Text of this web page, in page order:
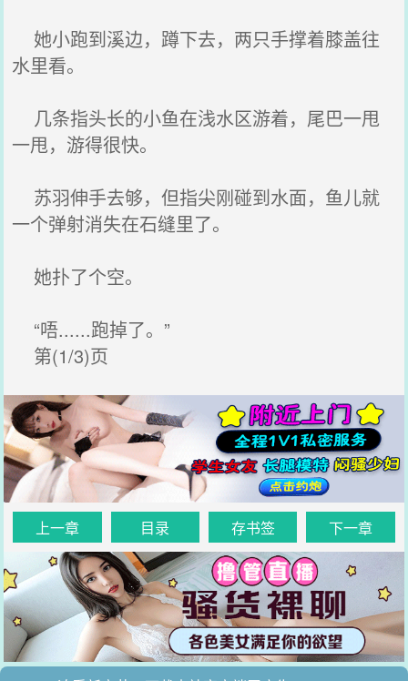
她小跑到溪边，蹲下去，两只手撑着膝盖往
水里看。
几条指头长的小鱼在浅水区游着，尾巴一甩
一甩，游得很快。
苏羽伸手去够，但指尖刚碰到水面，鱼儿就
一个弹射消失在石缝里了。
她扑了个空。
“唔......跑掉了。”
第(1/3)页
上一章 目录 存书签 下一章